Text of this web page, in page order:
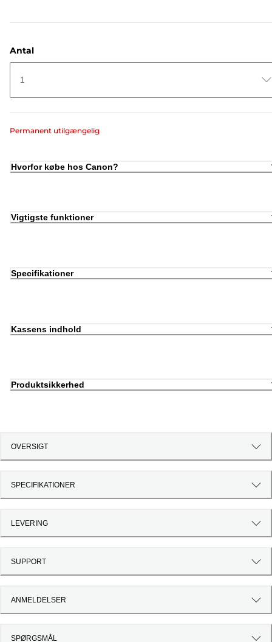
Antal
1
Permanent utilgængelig
Hvorfor købe hos Canon?
Vigtigste funktioner
Specifikationer
Kassens indhold
Produktsikkerhed
OVERSIGT
SPECIFIKATIONER
LEVERING
SUPPORT
ANMELDELSER
SPØRGSMÅL